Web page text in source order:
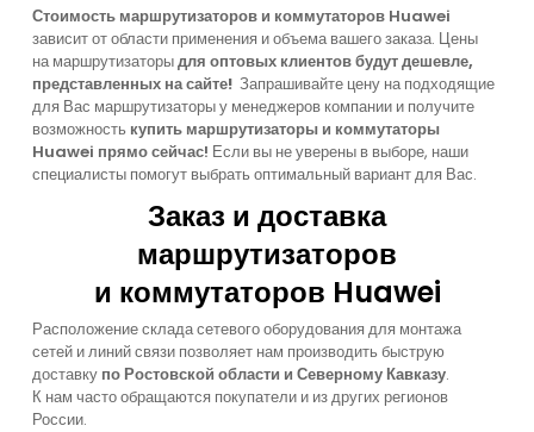
Стоимость маршрутизаторов и коммутаторов Huawei
зависит от области применения и объема вашего заказа. Цены
на маршрутизаторыдля оптовых клиентов будут дешевле,
представленных на сайте! Запрашивайте цену на подходящие
для Вас маршрутизаторы у менеджеров компании и получите
возможность купить маршрутизаторы и коммутаторы
Huawei прямо сейчас! Если вы не уверены в выборе, наши
специалисты помогут выбрать оптимальный вариант для Вас.
Заказ и доставка
маршрутизаторов
и коммутаторов Huawei
Расположение склада сетевого оборудования для монтажа
сетей и линий связи позволяет нам производить быструю
доставку по Ростовской области и Северному Кавказу.
К нам часто обращаются покупатели и из других регионов
России.